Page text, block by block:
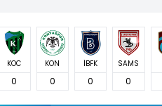
KOC
0
KON
0
İBFK
0
SAMS
0